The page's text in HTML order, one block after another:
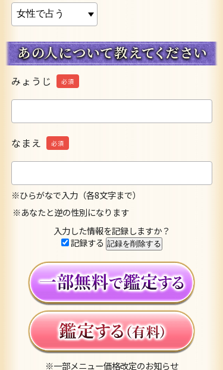
みょうじ 必須
なまえ 必須
※ひらがなで入力（各8文字まで）
※あなたと逆の性別になります
入力した情報を記録しますか？
記録する
※一部メニュー価格改定のお知らせ